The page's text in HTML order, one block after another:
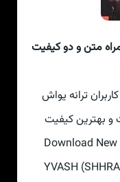
متن و دو کیفیت
ترانه یواش
و بهترین کیفیت
Download New
YVASH